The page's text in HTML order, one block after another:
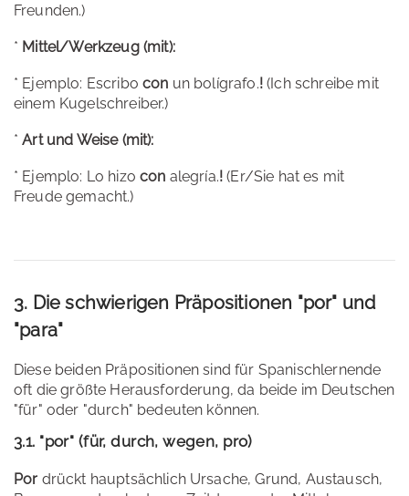
Freunden.)
* Mittel/Werkzeug (mit):
* Ejemplo: Escribocon un bolígrafo.!(Ich schreibe mit
einem Kugelschreiber.)
*Art und Weise (mit):
* Ejemplo: Lo hizocon alegría.! (Er/Sie hat es mit
Freude gemacht.)
3. Die schwierigen Präpositionen "por" und
"para"
Diese beiden Präpositionen sind für Spanischlernende
oft die größte Herausforderung, da beide im Deutschen
"für" oder "durch" bedeuten können.
3.1. "por" (für, durch, wegen, pro)
Por drückt hauptsächlich Ursache, Grund, Austausch,